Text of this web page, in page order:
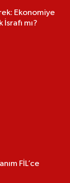
Ekonomiye
mı?
FİL’ce